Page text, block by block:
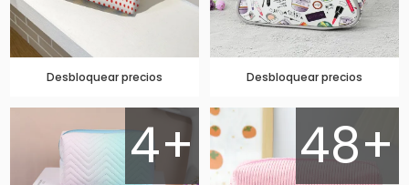
Desbloquear precios Desbloquear precios
4+ 48+